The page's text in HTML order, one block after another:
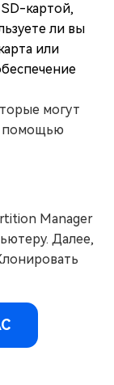
картой,
ли вы
или
могут
помощью
Manager
Далее,